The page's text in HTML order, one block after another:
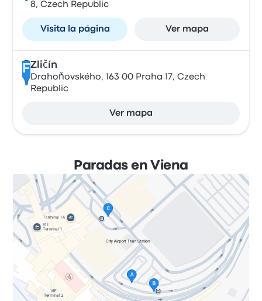
8, Czech Republic
Visita la página Ver mapa
FZličín
Drahoňovského, 163 00 Praha 17, Czech
Republic
Ver mapa
Paradas en Viena